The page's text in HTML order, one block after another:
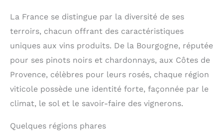
La France se distingue par la diversité de ses
terroirs, chacun offrant des caractéristiques
uniques aux vins produits. De la Bourgogne, réputée
pour ses pinots noirs et chardonnays, aux Côtes de
Provence, célèbres pour leurs rosés, chaque région
viticole possède une identité forte, façonnée par le
climat, le sol et le savoir-faire des vignerons.
Quelques régions phares